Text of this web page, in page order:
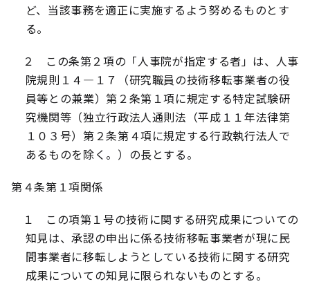
ど、当該事務を適正に実施するよう努めるものとす
る。
２ この条第２項の「人事院が指定する者」は、人事
院規則１４ ― １７（研究職員の技術移転事業者の役
員等との兼業）第２条第１項に規定する特定試験研
究機関等（独立行政法人通則法（平成１１年法律第
１０３号）第２条第４項に規定する行政執行法人で
あるものを除く。）の長とする。
第４条第１項関係
１ この項第１号の技術に関する研究成果についての
知見は、承認の申出に係る技術移転事業者が現に民
間事業者に移転しようとしている技術に関する研究
成果についての知見に限られないものとする。